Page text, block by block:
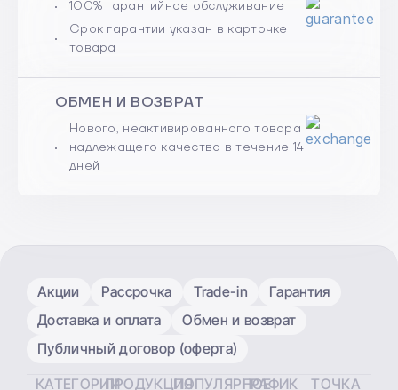
100% гарантийное обслуживание
Срок гарантии указан в карточке
товара
ОБМЕН И ВОЗВРАТ
Нового, неактивированного товара
надлежащего качества в течение 14
дней
Акции Рассрочка Trade-in
Гарантия
Доставка и оплата
Обмен и возврат
Публичный договор (оферта)
КАТЕГОРИИПРОДУКЦИЯПОПУЛЯРНОЕГРАФИК
ТОЧКА